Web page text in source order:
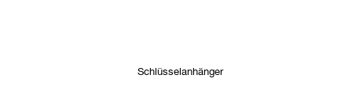
Schlüsselanhänger